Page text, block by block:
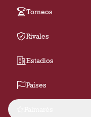
Torneos
Rivales
Estadios
Países